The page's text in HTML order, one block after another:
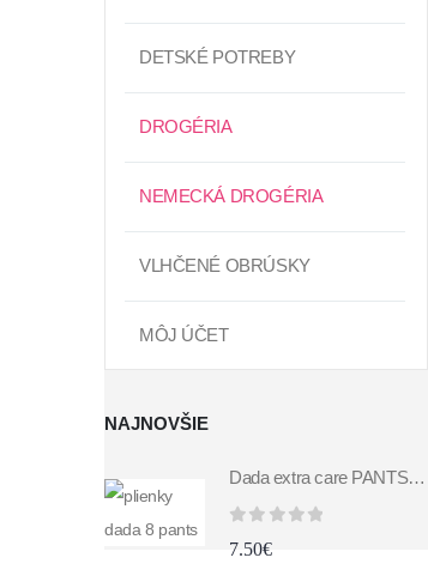
DETSKÉ POTREBY
DROGÉRIA
NEMECKÁ DROGÉRIA
VLHČENÉ OBRÚSKY
MÔJ ÚČET
NAJNOVŠIE
Dada extra care PANTS 8 XXXL 19+kg 29ks
7.50€